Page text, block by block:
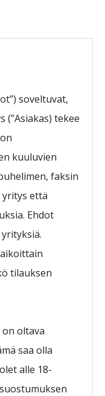
soveltuvat,
(”Asiakas) tekee
kuuluvien
faksin
että
Ehdot
tilauksen
on oltava
saa olla
alle 18-